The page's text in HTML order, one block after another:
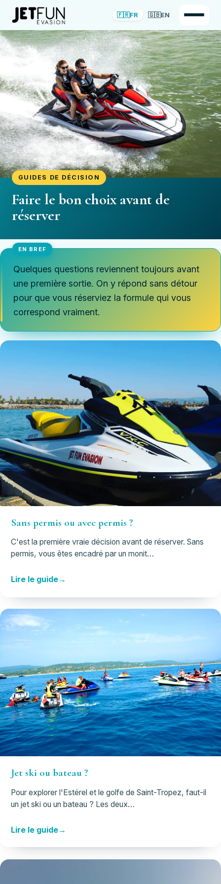
🇫🇷FR 🇬🇧EN
Accueil
GUIDES DE DÉCISION
Faire le bon choix avant de
réserver
Quelques questions reviennent toujours avant
une première sortie. On y répond sans détour
pour que vous réserviez la formule qui vous
correspond vraiment.
Sans permis ou avec permis ?
C'est la première vraie décision avant de réserver. Sans
permis, vous êtes encadré par un monit…
Lire le guide
Jet ski ou bateau ?
Pour explorer l'Estérel et le golfe de Saint-Tropez, faut-il
un jet ski ou un bateau ? Les deux…
Lire le guide